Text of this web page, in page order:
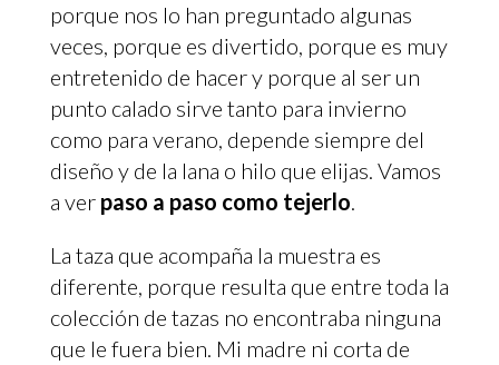
porque nos lo han preguntado algunas
veces, porque es divertido, porque es muy
entretenido de hacer y porque al ser un
punto calado sirve tanto para invierno
como para verano, depende siempre del
diseño y de la lana o hilo que elijas. Vamos
a ver paso a paso como tejerlo.
La taza que acompaña la muestra es
diferente, porque resulta que entre toda la
colección de tazas no encontraba ninguna
que le fuera bien. Mi madre ni corta de